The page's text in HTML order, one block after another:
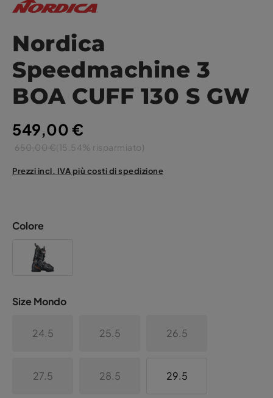
Nordica
Speedmachine 3
BOA CUFF 130 S GW
549,00 €
650,00 €(15.54% risparmiato)
Prezzi incl. IVA più costi di spedizione
Colore
Size Mondo
24.5 25.5 26.5
27.5 28.5 29.5